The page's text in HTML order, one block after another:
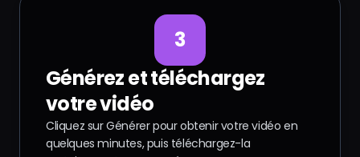
3
Générez et téléchargez
votre vidéo
Cliquez sur Générer pour obtenir votre vidéo en
quelques minutes, puis téléchargez-la